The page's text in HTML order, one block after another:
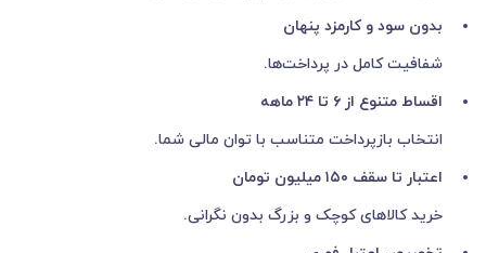
بدون سود و کارمزد پنهان
شفافیت کامل در پرداخت‌ها.
اقساط متنوع از ۶ تا ۲۴ ماهه
انتخاب بازپرداخت متناسب با توان مالی شما.
اعتبار تا سقف ۱۵۰ میلیون تومان
خرید کالاهای کوچک و بزرگ بدون نگرانی.